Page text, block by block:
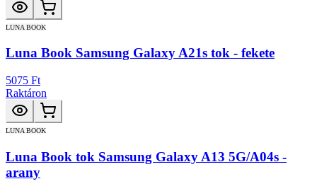
LUNA BOOK
Luna Book Samsung Galaxy A21s tok - fekete
5075 Ft
Raktáron
LUNA BOOK
Luna Book tok Samsung Galaxy A13 5G/A04s -
arany